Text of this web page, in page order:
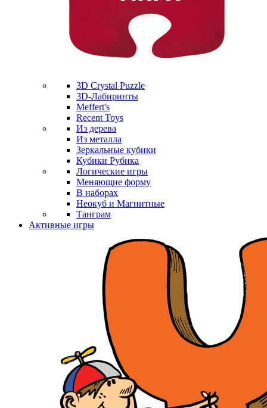
3D Crystal Puzzle
3D-Лабиринты
Meffert's
Recent Toys
Из дерева
Из металла
Зеркальные кубики
Кубики Рубика
Логические игры
Меняющие форму
В наборах
Неокуб и Магнитные
Танграм
Активные игры